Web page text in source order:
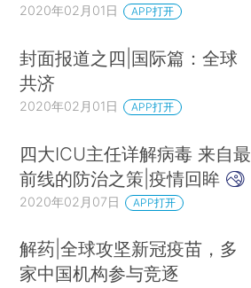
2020年02月01日 APP打开
封面报道之四|国际篇：全球
共济
2020年02月01日 APP打开
四大ICU主任详解病毒 来自最
前线的防治之策|疫情回眸
2020年02月07日 APP打开
解药|全球攻坚新冠疫苗，多
家中国机构参与竞逐